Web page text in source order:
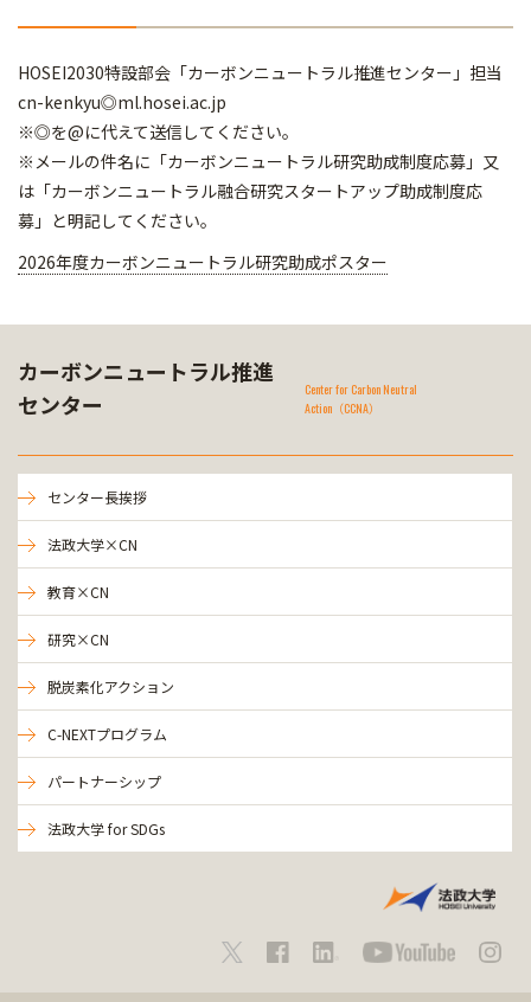
HOSEI2030特設部会「カーボンニュートラル推進センター」担当
cn-kenkyu◎ml.hosei.ac.jp
※◎を@に代えて送信してください。
※メールの件名に「カーボンニュートラル研究助成制度応募」又
は「カーボンニュートラル融合研究スタートアップ助成制度応
募」と明記してください。
2026年度カーボンニュートラル研究助成ポスター
カーボンニュートラル推進
センター
Center for Carbon Neutral
Action（CCNA）
センター長挨拶
法政大学×CN
教育×CN
研究×CN
脱炭素化アクション
C-NEXTプログラム
パートナーシップ
法政大学 for SDGs